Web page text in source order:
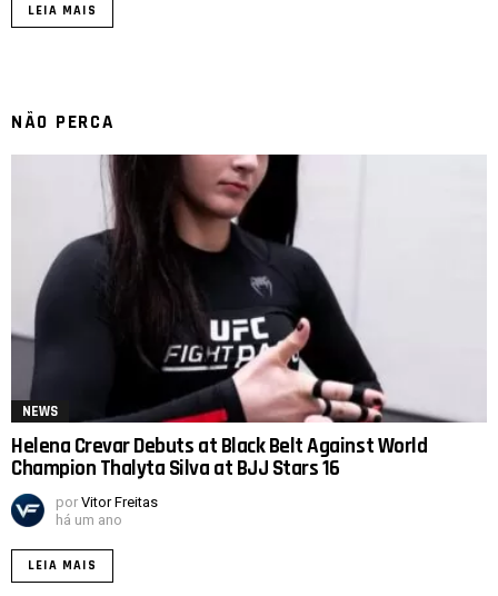
LEIA MAIS
NÃO PERCA
NEWS
Helena Crevar Debuts at Black Belt Against World
Champion Thalyta Silva at BJJ Stars 16
por Vitor Freitas
há um ano
LEIA MAIS